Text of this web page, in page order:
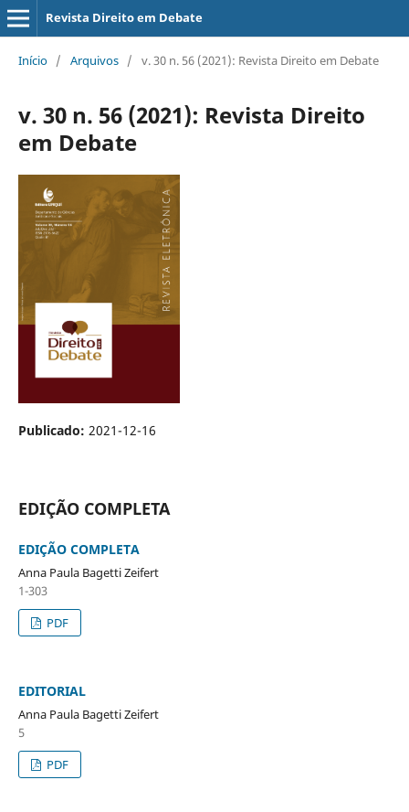
Revista Direito em Debate
Início / Arquivos / v. 30 n. 56 (2021): Revista Direito em Debate
v. 30 n. 56 (2021): Revista Direito
em Debate
Publicado: 2021-12-16
EDIÇÃO COMPLETA
EDIÇÃO COMPLETA
Anna Paula Bagetti Zeifert
1-303
PDF
EDITORIAL
Anna Paula Bagetti Zeifert
5
PDF